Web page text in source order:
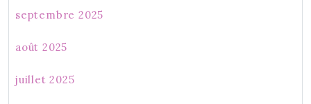
septembre 2025
août 2025
juillet 2025